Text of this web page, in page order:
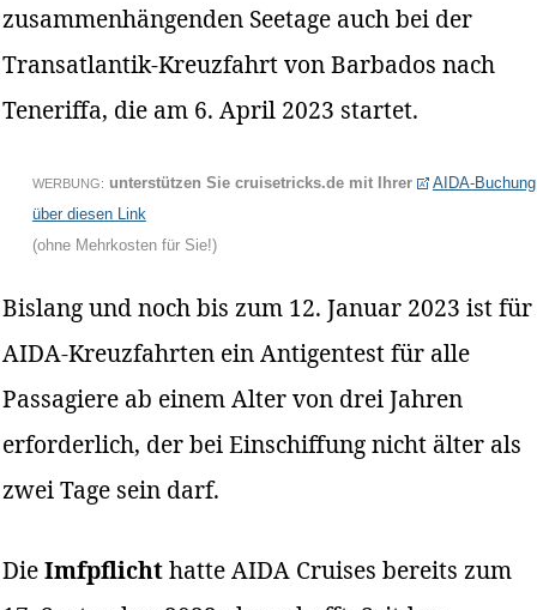
zusammenhängenden Seetage auch bei der
Transatlantik-Kreuzfahrt von Barbados nach
Teneriffa, die am 6. April 2023 startet.
WERBUNG: unterstützen Sie cruisetricks.de mit Ihrer
AIDA-Buchung
über diesen Link
(ohne Mehrkosten für Sie!)
Bislang und noch bis zum 12. Januar 2023 ist für
AIDA-Kreuzfahrten ein Antigentest für alle
Passagiere ab einem Alter von drei Jahren
erforderlich, der bei Einschiffung nicht älter als
zwei Tage sein darf.
DieImfpflichthatte AIDA Cruises bereits zum